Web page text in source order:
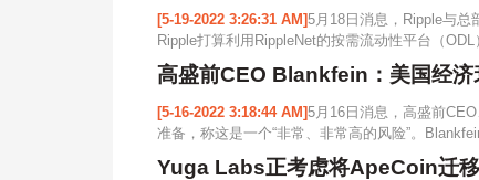
[5-19-2022 3:26:31 AM]5月18日消息，Ripple与总
Ripple打算利用RippleNet的按需流动性平台（
高盛前CEO Blankfein：美国经济
[5-16-2022 3:18:44 AM]5月16日消息，高盛前
准备，称这是一个“非常、非常高的风险”。
Yuga Labs正考虑将ApeCoin迁